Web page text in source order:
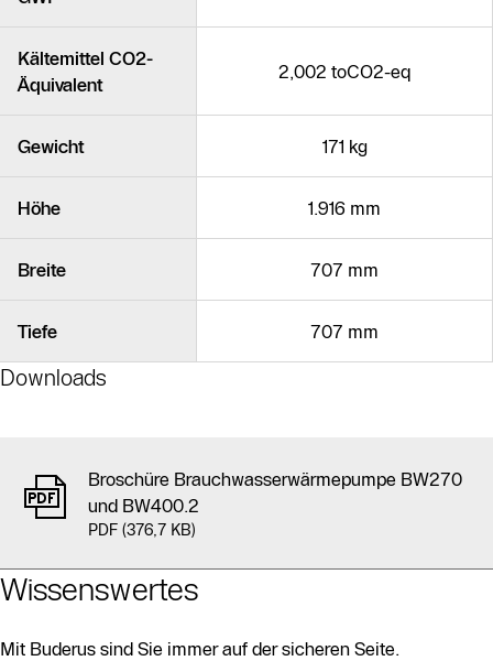
Kältemittel CO2-
Äquivalent
2,002 toCO2-eq
Gewicht 171 kg
Höhe 1.916 mm
Breite 707 mm
Tiefe 707 mm
Downloads
Broschüre Brauchwasserwärmepumpe BW270
und BW400.2
PDF (376,7 KB)
Wissenswertes
Mit Buderus sind Sie immer auf der sicheren Seite.